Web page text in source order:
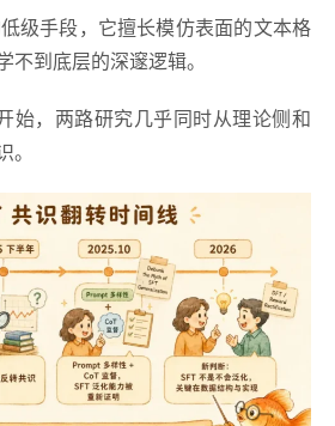
级手段，它擅长模仿表面的文本格
不到底层的深邃逻辑。
始，两路研究几乎同时从理论侧和